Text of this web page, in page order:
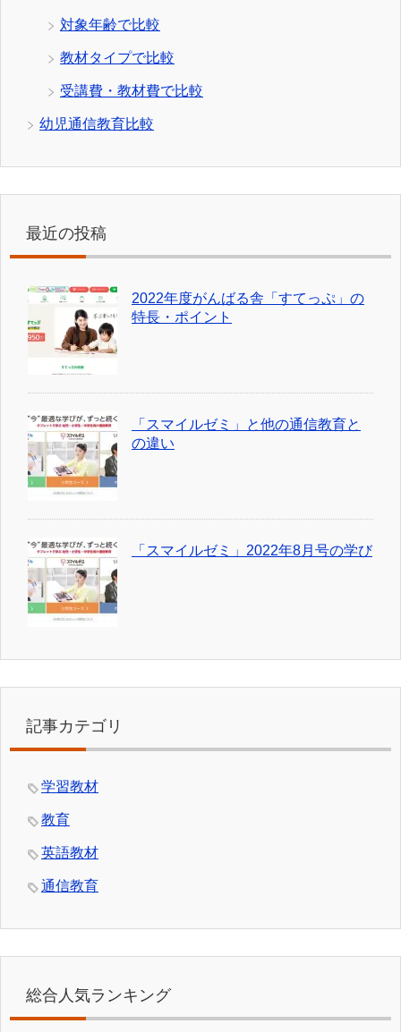
対象年齢で比較
教材タイプで比較
受講費・教材費で比較
幼児通信教育比較
最近の投稿
2022年度がんばる舎「すてっぷ」の
特長・ポイント
「スマイルゼミ」と他の通信教育と
の違い
「スマイルゼミ」2022年8月号の学び
記事カテゴリ
学習教材
教育
英語教材
通信教育
総合人気ランキング